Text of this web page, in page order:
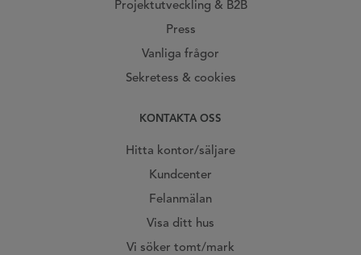
Projektutveckling & B2B
Press
Vanliga frågor
Sekretess & cookies
KONTAKTA OSS
Hitta kontor/säljare
Kundcenter
Felanmälan
Visa ditt hus
Vi söker tomt/mark